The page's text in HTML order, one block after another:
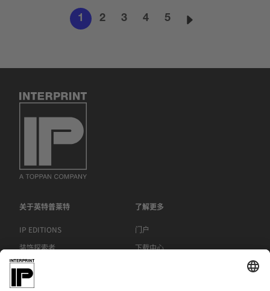
1 2 3 4 5
关于英特普莱特
IP EDITIONS
装饰探索者
饰面印刷
了解更多
门户
下载中心